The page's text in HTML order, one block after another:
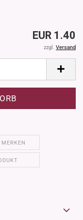
EUR 1.40
zzgl. Versand